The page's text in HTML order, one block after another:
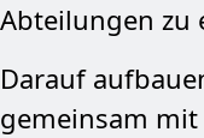
Abteilungen zu
Darauf
gemeinsam